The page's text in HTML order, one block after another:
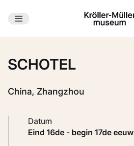
Ga naar hoofdinhoud
SCHOTEL
China, Zhangzhou
Datum
eind 16de - begin 17de eeuw